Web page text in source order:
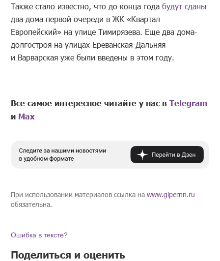
Также стало известно, что до конца годабудут сданы
два дома первой очереди в ЖК «Квартал
Европейский» на улице Тимирязева. Еще два дома-
долгостроя на улицах Ереванская-Дальняя
и Варварская уже были введены в этом году.
Все самое интересное читайте у нас вTelegram
и Mах
При использовании материалов ссылка наwww.gipernn.ru
обязательна.
Ошибка в тексте?
Поделиться и оценить